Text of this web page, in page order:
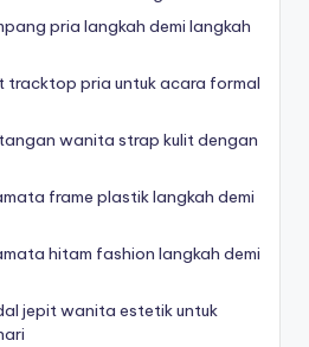
pria langkah demi langkah
tracktop pria untuk acara formal
wanita strap kulit dengan
frame plastik langkah demi
hitam fashion langkah demi
jepit wanita estetik untuk